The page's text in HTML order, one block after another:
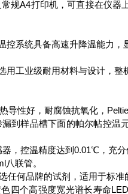
规A4打印机，可直接在仪器
控系统具备高速升降温能力
用工业级耐用材料与设计，
导性好，耐腐蚀抗氧化，
到样品槽下面的帕尔帖控温
器，控温精度达到0.01℃，充
联管。
任何品牌的试剂，适用于标
四个高强度宽光谱长寿命